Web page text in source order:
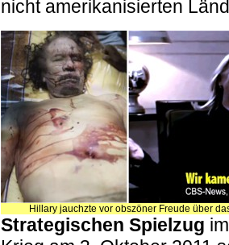
nicht amerikanisierten
Hillary jauchzte vor obszöner Freude über
Strategischen Spielzug